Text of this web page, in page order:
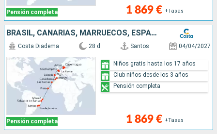
Pensión completa 1 869 € +Tasas
BRASIL, CANARIAS, MARRUECOS, ESPAÑA, PORTUGAL, FRANCIA, GRAN BRETAÑA, DINAMARCA, ALEMANIA
Pensión completa
Costa Diadema 28 d Santos 04/04/2027
1 869 € +Tasas
Niños gratis hasta los 17 años
Club niños desde los 3 años
Pensión completa